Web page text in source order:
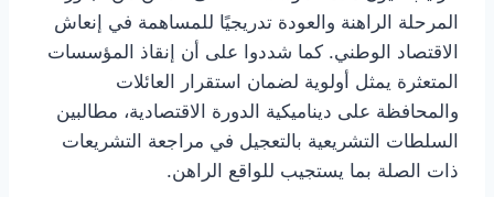
المرحلة الراهنة والعودة تدريجيًا للمساهمة في إنعاش
الاقتصاد الوطني. كما شددوا على أن إنقاذ المؤسسات
المتعثرة يمثل أولوية لضمان استقرار العائلات
والمحافظة على ديناميكية الدورة الاقتصادية، مطالبين
السلطات التشريعية بالتعجيل في مراجعة التشريعات
ذات الصلة بما يستجيب للواقع الراهن.